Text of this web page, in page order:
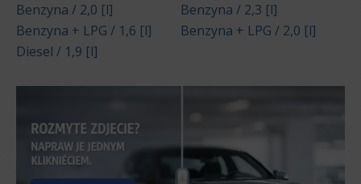
Benzyna / 2,0 [l]
Benzyna / 2,3 [l]
Benzyna + LPG / 1,6 [l]
Benzyna + LPG / 2,0 [l]
Diesel / 1,9 [l]